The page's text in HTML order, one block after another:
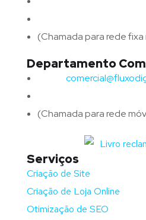
(Chamada para rede fixa
Departamento
(Chamada para rede
Serviços
Criação de Site
Criação de Loja Online
Otimização de SEO